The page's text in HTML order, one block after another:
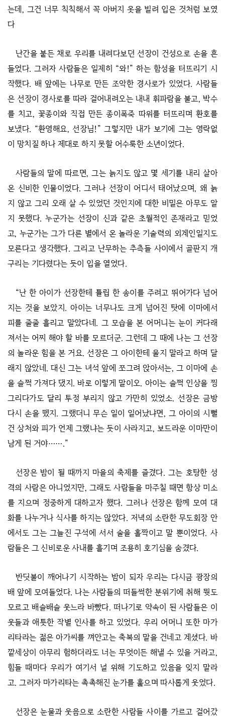
는데, 그건 너무 칙칙해서 꼭 아버지 옷을 빌려 입은 것처럼 보였
다
난간을 붙든 채로 우리를 내려다보던 선장이 건성으로 손을 흔
들었다. 그러자 사람들은 일제히 “와!” 하는 함성을 터뜨리기 시
작했다. 배 앞에는 나무로 만든 조악한 경사로가 있었다. 사람들
은 선장이 경사로를 따라 걸어내려오는 내내 휘파람을 불고, 박수
를 치고, 꽃종이와 직접 만든 종이폭죽 따위를 터뜨리며 환호를
보냈다. “환영해요, 선장님!” 그렇지만 내가 보기에 그는 영락없
이 망치질 하나 제대로 하지 못할 어수룩한 소년이었다.
사람들의 말에 따르면, 그는 늙지도 않고 몇 세기를 내리 살아
온 신비한 인물이었다. 그러나 선장이 어디서 태어났으며, 왜 늙
지 않고 그리 오래 살 수 있었던 것인지에 대한 비밀은 아무도 알
지 못했다. 누군가는 선장이 신과 같은 초월적인 존재라고 믿었
고, 누군가는 그가 다른 별에서 온 놀라운 기술력의 외계인일지도
모른다고 생각했다. 그리고 난무하는 추측들 사이에서 골판지 개
구리는 기다렸다는 듯이 입을 열었다.
“난 한 아이가 선장한테 튤립 한 송이를 주려고 뛰어가다 넘어
지는 것을 보았지. 아이는 너무나도 크게 넘어진 탓에 이마에서
피를 줄줄 흘리고 말았다네. 그 모습을 본 어머니는 눈이 커다래
져서는 어찌 해야 할 바를 모르더군. 그런데 그 때에 나는 그 선장
의 놀라운 힘을 본 거요. 선장은 그 아이한테 울지 말라고 하며 달
래지 않았네. 대신 그는 녀석 앞에 쪼그려 앉아서는, 그 이마에 손
을 슬쩍 가져다 댔지. 바로 이렇게 말이오. 아이는 슬쩍 인상을 찡
그리다가도 달리 투정 부리지 않고 가만히 있었소. 선장은 금방
다시 손을 뗐지. 그랬더니 무슨 일이 일어났냐면, 그 아이의 시뻘
건 상처와 피가 언제 그랬냐는 듯이 사라지고, 보드라운 이마만이
남게 된 거야…….”
선장은 밤이 될 때까지 마을의 축제를 즐겼다. 그는 호탕한 성
격의 사람은 아니었지만, 그래도 사람들을 마주칠 때면 항상 미소
를 지으며 정중하게 대하고자 했다. 그러나 선장은 함께 모여 대
화를 나누거나 식사를 하지는 않았다. 저녁의 소란한 무도회장 안
에서도 그는 그늘진 구석에 서서 술을 홀짝이고 말 뿐이었다. 사
람들은 그 신비로운 사내를 흘기며 조용히 호기심을 숨겼다.
반딧불이 깨어나기 시작하는 밤이 되자 우리는 다시금 광장의
배 앞에 모여들었다. 나는 사람들의 떠들썩한 분위기에 취해 뭣도
모르고 배슬배슬 웃느라 바빴다. 떠나기로 약속이 된 사람들은 이
웃들과 애틋한 작별 인사를 하고 있었다. 우리 어머니 또한 마가
리타라는 젊은 아가씨를 껴안고는 축복의 말을 건네고 계셨다. 바
깥세상이 아무리 험하더라도 너는 무엇이든 해낼 수 있을 거라고,
힘들 때마다 우리가 여기서 널 위해 기도하고 있음을 잊지 말라
고. 그러자 마가리타는 촉촉해진 눈가를 훑으며 따사롭게 웃었다.
선장은 눈물과 웃음으로 소란한 사람들 사이를 가르고 걸어갔